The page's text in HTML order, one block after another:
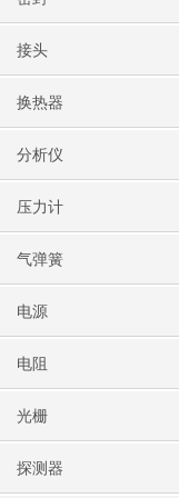
接头
换热器
分析仪
压力计
气弹簧
电源
电阻
光栅
探测器